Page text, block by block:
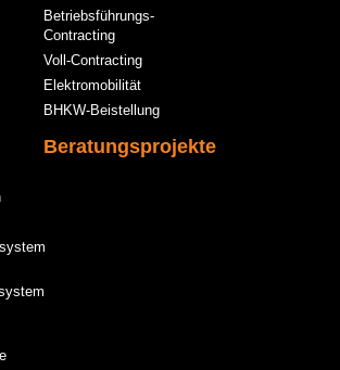
Betriebsführungs-
Contracting
Voll-Contracting
Elektromobilität
BHKW-Beistellung
Beratungsprojekte